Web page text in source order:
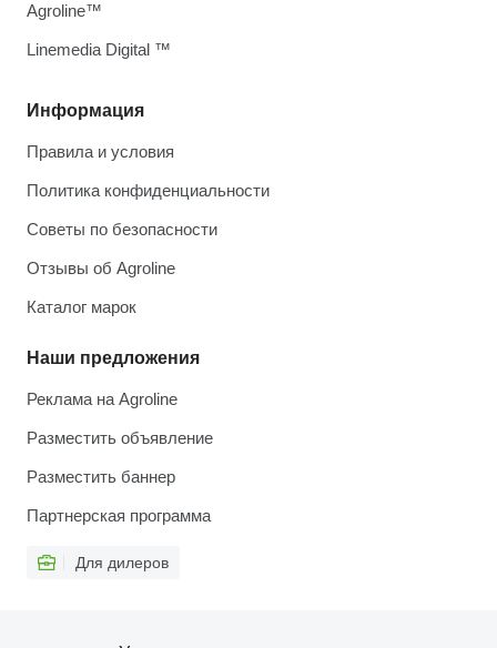
Информация
Правила и условия
Политика конфиденциальности
Советы по безопасности
Отзывы об Agroline
Каталог марок
Наши предложения
Реклама на Agroline
Разместить объявление
Разместить баннер
Партнерская программа
Для дилеров
Agroline™
Linemedia Digital ™